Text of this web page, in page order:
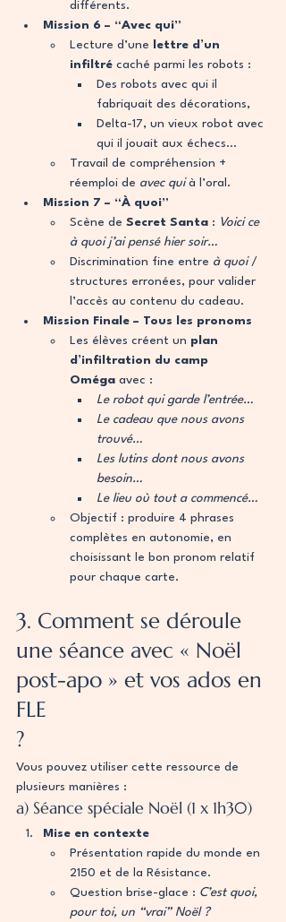
différents.
Mission 6 – “Avec qui”
Lecture d’une
lettre d’un
infiltré caché parmi les robots :
Des robots avec qui il
fabriquait des décorations,
Delta-17, un vieux robot avec
qui il jouait aux échecs…
Travail de compréhension +
réemploi de avec qui à l’oral.
Mission 7 – “À quoi”
Scène de Secret Santa : Voici ce
à quoi j’ai pensé hier soir…
Discrimination fine entre à quoi /
structures erronées, pour valider
l’accès au contenu du cadeau.
Mission Finale – Tous les pronoms
Les élèves créent un plan
d’infiltration du camp
Oméga avec :
Le robot qui garde l’entrée…
Le cadeau que nous avons
trouvé…
Les lutins dont nous avons
besoin…
Le lieu où tout a commencé…
Objectif : produire 4 phrases
complètes en autonomie, en
choisissant le bon pronom relatif
pour chaque carte.
3. Comment se déroule
une séance avec « Noël
post-apo » et vos ados en
FLE
?
Vous pouvez utiliser cette ressource de
plusieurs manières :
a) Séance spéciale Noël (1 x 1h30)
Mise en contexte
Présentation rapide du monde en
2150 et de la Résistance.
Question brise-glace : C’est quoi,
pour toi, un “vrai” Noël ?